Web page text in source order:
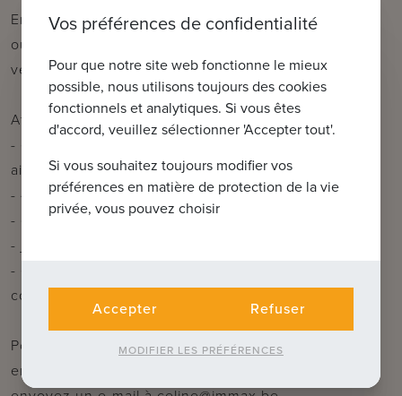
Enfin, cette maison dispose d'un jardin orienté sud-
ouest avec terrasse et une vue magnifique sur la
verdure.
Atouts :
- économe en énergie grâce à une pompe à chaleur
air-eau
- 4 chambres à coucher et 2 salles de bains
- garage intérieur et cave souterraine
- jardin orienté sud-ouest avec vue sur la verdure
- étage supplémentaire séparé avec chambre à
coucher, salle de bains, toilettes et débarras
Pour plus d'informations ou une visite sans
engagement, contactez Céline au 0476/60 60 23 ou
Vos préférences de confidentialité
Pour que notre site web fonctionne le mieux
possible, nous utilisons toujours des cookies
fonctionnels et analytiques. Si vous êtes
d'accord, veuillez sélectionner 'Accepter tout'.
Si vous souhaitez toujours modifier vos
préférences en matière de protection de la vie
privée, vous pouvez choisir
Accepter Refuser
MODIFIER LES PRÉFÉRENCES